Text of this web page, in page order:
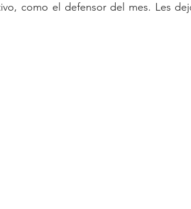
como el defensor del mes. Les